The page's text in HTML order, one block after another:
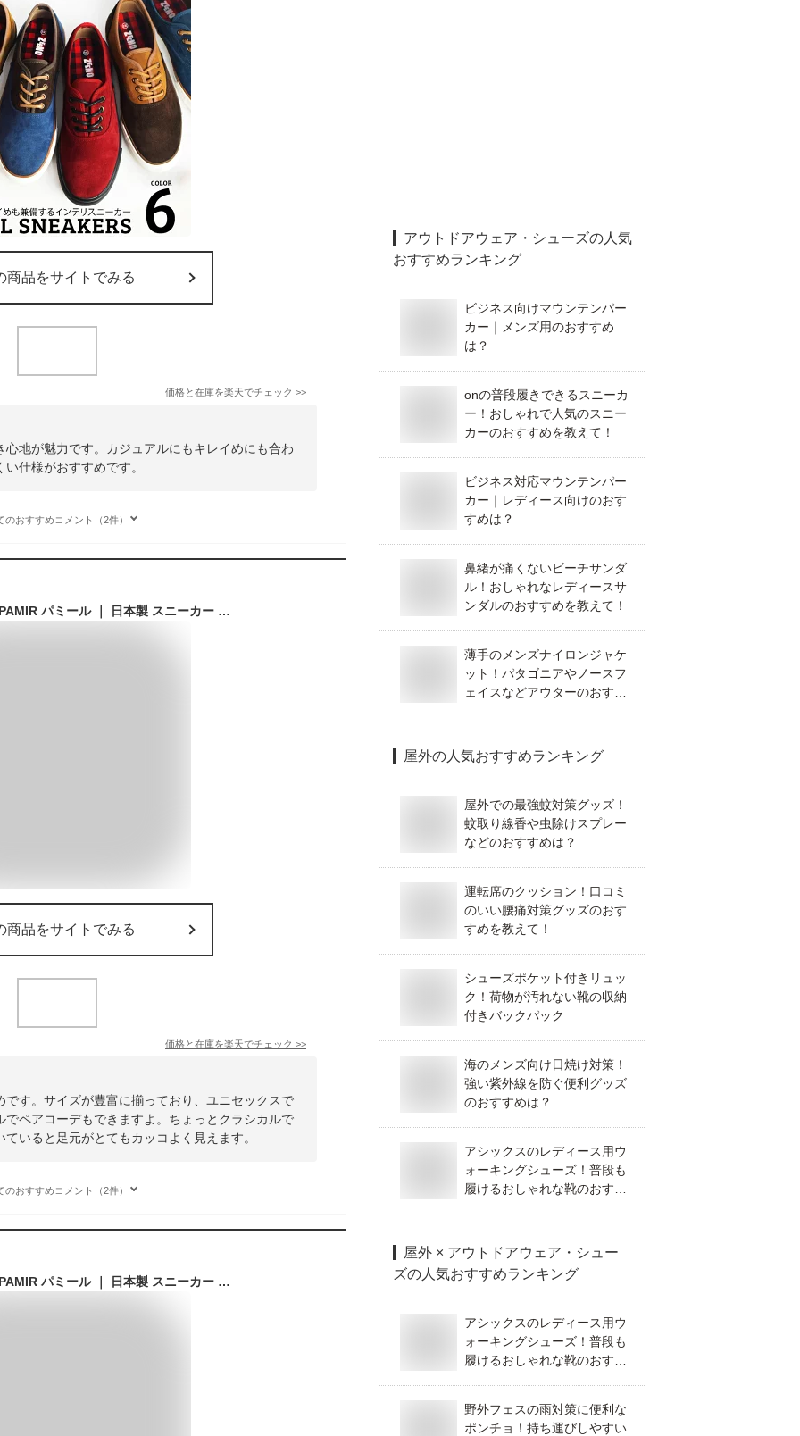
商品をサイトでみる
価格と在庫を楽天でチェック >>
地が魅力です。カジュアルにもキレイめにも合わ
仕様がおすすめです。
のおすすめコメント（2件）
【公式】 パトリック PAMIR パミール ｜ 日本製 スニーカー シューズ 靴 ユニセックス メンズ レディース｜ ローカット カジュアル シンプル おしゃれ ビジネス ドライビング ホワイト ブラック ネイビー ブラウン 白 黒
商品をサイトでみる
価格と在庫を楽天でチェック >>
す。サイズが豊富に揃っており、ユニセックスで
ペアコーデもできますよ。ちょっとクラシカルで
いると足元がとてもカッコよく見えます。
のおすすめコメント（2件）
【公式】 パトリック PAMIR パミール ｜ 日本製 スニーカー シューズ 靴 ユニセックス メンズ レディース ｜ ローカット カジュアル シンプル おしゃれ きれいめ ホワイト ベージュ グリーン 白
アウトドアウェア・シューズの人気
おすすめランキング
ビジネス向けマウンテンパー
カー｜メンズ用のおすすめ
は？
onの普段履きできるスニーカ
ー！おしゃれで人気のスニー
カーのおすすめを教えて！
ビジネス対応マウンテンパー
カー｜レディース向けのおす
すめは？
鼻緒が痛くないビーチサンダ
ル！おしゃれなレディースサ
ンダルのおすすめを教えて！
薄手のメンズナイロンジャケ
ット！パタゴニアやノースフ
ェイスなどアウターのおすす
屋外の人気おすすめランキング
屋外での最強蚊対策グッズ！
蚊取り線香や虫除けスプレー
などのおすすめは？
運転席のクッション！口コミ
のいい腰痛対策グッズのおす
すめを教えて！
シューズポケット付きリュッ
ク！荷物が汚れない靴の収納
付きバックパック
海のメンズ向け日焼け対策！
強い紫外線を防ぐ便利グッズ
のおすすめは？
アシックスのレディース用ウ
ォーキングシューズ！普段も
履けるおしゃれな靴のおすす
屋外 × アウトドアウェア・シュー
ズの人気おすすめランキング
アシックスのレディース用ウ
ォーキングシューズ！普段も
履けるおしゃれな靴のおすす
野外フェスの雨対策に便利な
ポンチョ！持ち運びしやすい